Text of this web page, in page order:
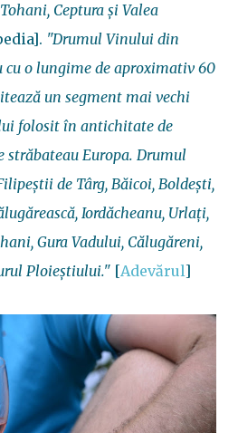
Ceptura și Valea
"Drumul Vinului din
cu o lungime de aproximativ 60
un segment mai vechi
folosit în antichitate de
străbateau Europa. Drumul
de Târg, Băicoi, Boldeşti,
Iordăcheanu, Urlaţi,
Gura Vadului, Călugăreni,
Ploieştiului." [Adevărul]